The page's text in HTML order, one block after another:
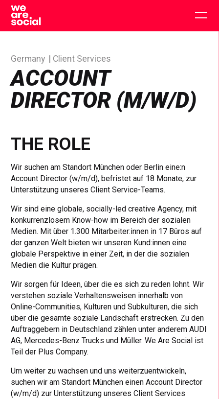
Skip
content
ACCOUNT
DIRECTOR (M/W/D)
Germany Client Services
THE ROLE
Wir suchen am Standort München oder Berlin eine:n
Account Director (w/m/d), befristet auf 18 Monate, zur
Unterstützung unseres Client Service-Teams.
Wir sind eine globale, socially-led creative Agency, mit
konkurrenzlosem Know-how im Bereich der sozialen
Medien. Mit über 1.300 Mitarbeiter:innen in 17 Büros auf
der ganzen Welt bieten wir unseren Kund:innen eine
globale Perspektive in einer Zeit, in der die sozialen
Medien die Kultur prägen.
Wir sorgen für Ideen, über die es sich zu reden lohnt. Wir
verstehen soziale Verhaltensweisen innerhalb von
Online-Communities, Kulturen und Subkulturen, die sich
über die gesamte soziale Landschaft erstrecken. Zu den
Auftraggebern in Deutschland zählen unter anderem AUDI
AG, Mercedes-Benz Trucks und Müller. We Are Social ist
Teil der Plus Company.
Um weiter zu wachsen und uns weiterzuentwickeln,
suchen wir am Standort München einen Account Director
(w/m/d) zur Unterstützung unseres Client Services